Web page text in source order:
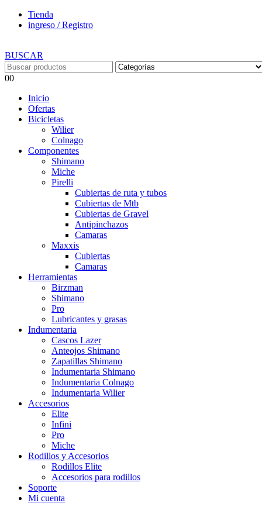
Tienda
ingreso / Registro
BUSCAR
00
Inicio
Ofertas
Bicicletas
Wilier
Colnago
Componentes
Shimano
Miche
Pirelli
Cubiertas de ruta y tubos
Cubiertas de Mtb
Cubiertas de Gravel
Antipinchazos
Camaras
Maxxis
Cubiertas
Camaras
Herramientas
Birzman
Shimano
Pro
Lubricantes y grasas
Indumentaria
Cascos Lazer
Anteojos Shimano
Zapatillas Shimano
Indumentaria Shimano
Indumentaria Colnago
Indumentaria Wilier
Accesorios
Elite
Infini
Pro
Miche
Rodillos y Accesorios
Rodillos Elite
Accesorios para rodillos
Soporte
Mi cuenta